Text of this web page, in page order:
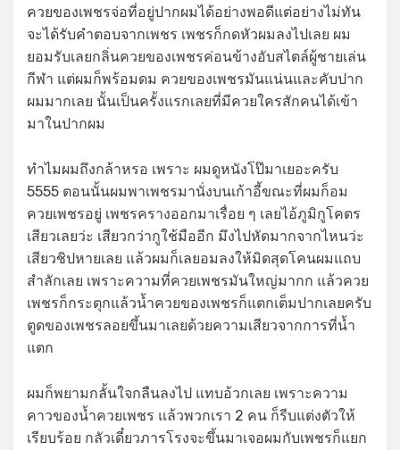
ควยของเพชรจ่อที่อยู่ปากผมได้อย่างพอดีแต่อย่างไม่ทัน
จะได้รับคำตอบจากเพชร เพชรก็กดหัวผมลงไปเลย ผม
ยอมรับเลยกลิ่นควยของเพชรค่อนข้างอับสไตล์ผู้ชายเล่น
กีฬา แต่ผมก็พร้อมดม ควยของเพชรมันแน่นและคับปาก
ผมมากเลย นั้นเป็นครั้งแรกเลยที่มีควยใครสักคนได้เข้า
มาในปากผม
ทำไมผมถึงกล้าหรอ เพราะ ผมดูหนังโป๊มาเยอะครับ
5555 ตอนนั้นผมพาเพชรมานั่งบนเก้าอี้ขณะที่ผมก็อม
ควยเพชรอยู่ เพชรครางออกมาเรื่อย ๆ เลยไอ้ภูมิกูโคตร
เสียวเลยว่ะ เสียวกว่ากูใช้มืออีก มึงไปหัดมากจากไหนว่ะ
เสียวชิปหายเลย แล้วผมก็เลยอมลงให้มิดสุดโคนผมแถบ
สำลักเลย เพราะความที่ควยเพชรมันใหญ่มากก แล้วควย
เพชรก็กระตุกแล้วน้ำควยของเพชรก็แตกเต็มปากเลยครับ
ตูดของเพชรลอยขึ้นมาเลยด้วยความเสียวจากการที่น้ำ
แตก
ผมก็พยามกลั้นใจกลืนลงไป แทบอ้วกเลย เพราะความ
คาวของน้ำควยเพชร แล้วพวกเรา 2 คน ก็รีบแต่งตัวให้
เรียบร้อย กลัวเดี๋ยวภารโรงจะขึ้นมาเจอผมกับเพชรก็แยก